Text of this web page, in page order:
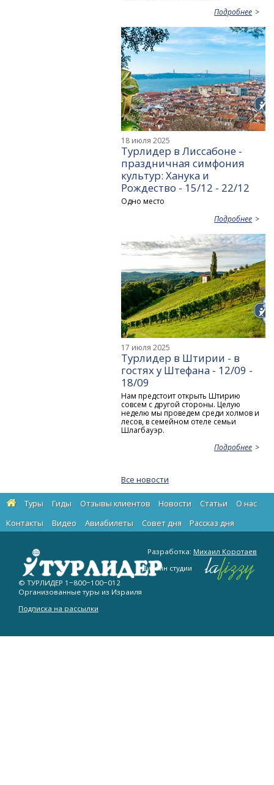
Подробнее
18 июля 2025
Турлидер в Лиссабоне -
праздничная симфония
культур: Ханука и
Рождество - 15/12 - 22/12
Одно место
Подробнее
17 июля 2025
Турлидер в Штирии - в
гостях у Штефана - 12/09 -
18/09
Нам предстоит открыть Штирию
совсем с другой стороны. Целую
неделю мы проведем среди холмов и
лесов, в семейном отеле семьи
Шлагбауэр.
Подробнее
Все новости
Туры Гиды Отзывы клиентов Новости Статьи
О нас
Контакты
Видео Авиабилеты Cовет дня Рассказ дня
© ТУРЛИДЕР 1−800−100−012
Организованные туры из Израиля
Подписка на рассылки
Разработка: Михаил Коротаев
Дизайн студии